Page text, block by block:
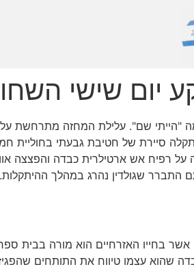
השחור, רפיח ב-1
סיירת של חטיבת גבעתי בחוליית
רפיח אש ארטילרית כבדה והפצצה
התברר שגולדין נהרג במהלך
אשר בחייו האזרחיים הוא מורה בבית